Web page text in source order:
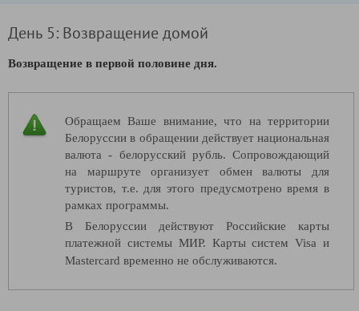
День 5: Возвращение домой
Возвращение в первой половине дня.
Обращаем Ваше внимание, что на территории
Белоруссии в обращении действует национальная
валюта - белорусский рубль. Сопровождающий
на маршруте организует обмен валюты для
туристов, т.е. для этого предусмотрено время в
рамках программы.
В Белоруссии действуют Российские карты
платежной системы МИР. Карты систем Visa и
Mastercard временно не обслуживаются.